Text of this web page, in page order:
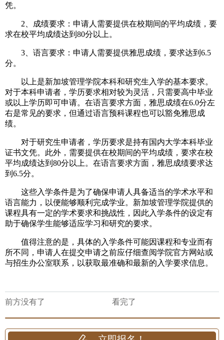
凭。
2、成绩要求：申请人需要提供在校期间的平均成绩，要
求在校平均成绩达到80分以上。
3、语言要求：申请人需要提供雅思成绩，要求达到6.5
分。
以上是新加坡管理学院本科和研究生入学的基本要求。
对于本科申请者，学历要求相对较为灵活，只需要高中毕业
或以上学历即可申请。在语言要求方面，雅思成绩在6.0分左
右是常见的要求，但通过语言预科课程也可以豁免雅思成
绩。
对于研究生申请者，学历要求是持有国内大学本科毕业
证书文凭。此外，需要提供在校期间的平均成绩，要求在校
平均成绩达到80分以上。在语言要求方面，雅思成绩要求达
到6.5分。
这些入学条件是为了确保申请人具备适当的学术水平和
语言能力，以便能够顺利完成学业。新加坡管理学院提供的
课程具有一定的学术要求和挑战性，因此入学条件的设定有
助于确保学生能够适应学习和研究的要求。
值得注意的是，具体的入学条件可能因课程和专业而有
所不同，申请人在提交申请之前应仔细查阅学院官方网站或
与招生办公室联系，以获取最准确和最新的入学要求信息。
前方没有了 看完了